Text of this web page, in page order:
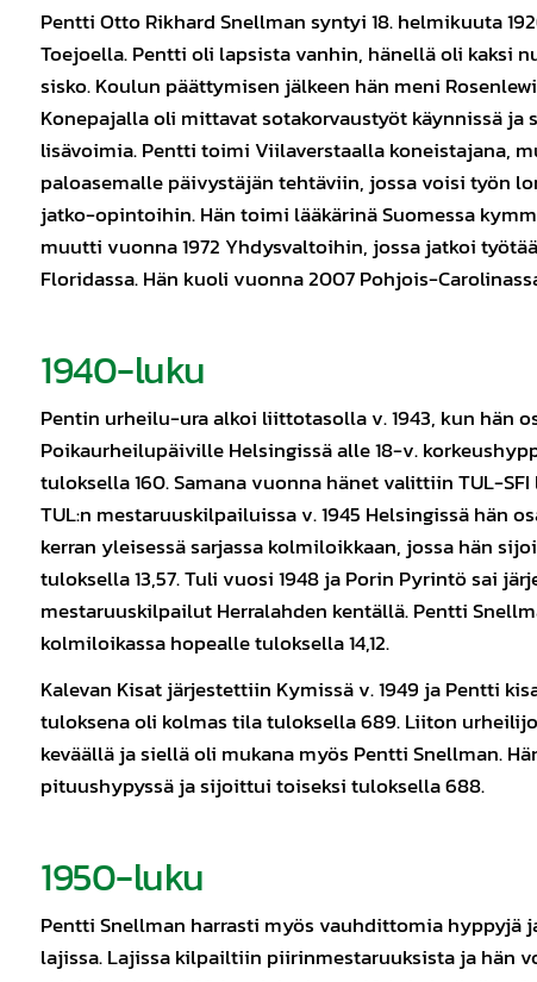
Pentti Otto Rikhard Snellman syntyi 18. helmikuuta
Toejoella. Pentti oli lapsista vanhin, hänellä oli kaksi
sisko. Koulun päättymisen jälkeen hän meni
Konepajalla oli mittavat sotakorvaustyöt käynnissä ja
lisävoimia. Pentti toimi Viilaverstaalla koneistajana,
paloasemalle päivystäjän tehtäviin, jossa voisi työn
jatko-opintoihin. Hän toimi lääkärinä Suomessa
muutti vuonna 1972 Yhdysvaltoihin, jossa jatkoi
Floridassa. Hän kuoli vuonna 2007 Pohjois-
1940-luku
Pentin urheilu-ura alkoi liittotasolla v. 1943, kun hän
Poikaurheilupäiville Helsingissä alle 18-v.
tuloksella 160. Samana vuonna hänet valittiin TUL-
TUL:n mestaruuskilpailuissa v. 1945 Helsingissä hän
kerran yleisessä sarjassa kolmiloikkaan, jossa hän
tuloksella 13,57. Tuli vuosi 1948 ja Porin Pyrintö sai
mestaruuskilpailut Herralahden kentällä. Pentti
kolmiloikassa hopealle tuloksella 14,12.
Kalevan Kisat järjestettiin Kymissä v. 1949 ja Pentti
tuloksena oli kolmas tila tuloksella 689. Liiton
keväällä ja siellä oli mukana myös Pentti Snellman.
pituushypyssä ja sijoittui toiseksi tuloksella 688.
1950-luku
Pentti Snellman harrasti myös vauhdittomia hyppyjä
lajissa. Lajissa kilpailtiin piirinmestaruuksista ja hän